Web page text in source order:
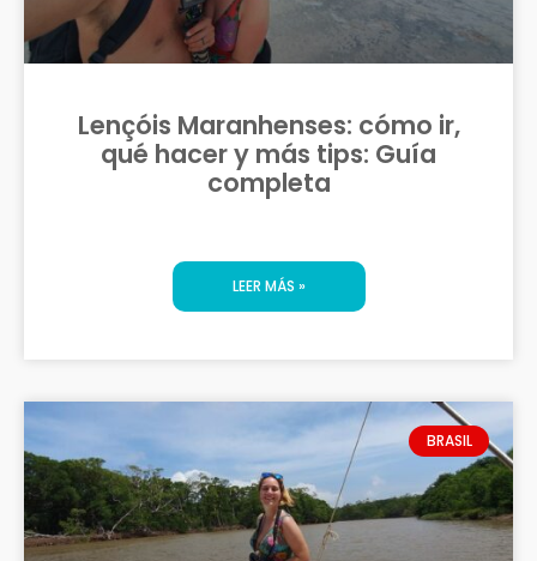
Lençóis Maranhenses: cómo ir,
qué hacer y más tips: Guía
completa
LEER MÁS »
BRASIL